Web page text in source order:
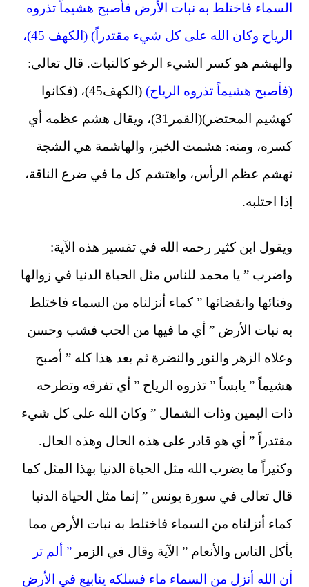
السماء فاختلط به نبات الأرض فأصبح هشيماً تذروه
الرياح وكان الله على كل شيء مقتدراً) (الكهف 45)،
والهشم هو كسر الشيء الرخو كالنبات. قال تعالى:
(فأصبح هشيماً تذروه الرياح)
(الكهف45)، (فكانوا
كهشيم المحتضر)(القمر31)، ويقال هشم عظمه أي
كسره، ومنه: هشمت الخبز، والهاشمة هي الشجة
تهشم عظم الرأس، واهتشم كل ما في ضرع الناقة،
إذا احتلبه.
ويقول ابن كثير رحمه الله في تفسير هذه الآية:
واضرب ” يا محمد للناس مثل الحياة الدنيا في زوالها
وفنائها وانقضائها ” كماء أنزلناه من السماء فاختلط
به نبات الأرض ” أي ما فيها من الحب فشب وحسن
وعلاه الزهر والنور والنضرة ثم بعد هذا كله ” أصبح
هشيماً ” يابساً ” تذروه الرياح ” أي تفرقه وتطرحه
ذات اليمين وذات الشمال ” وكان الله على كل شيء
مقتدراً ” أي هو قادر على هذه الحال وهذه الحال.
وكثيراً ما يضرب الله مثل الحياة الدنيا بهذا المثل كما
قال تعالى في سورة يونس ” إنما مثل الحياة الدنيا
كماء أنزلناه من السماء فاختلط به نبات الأرض مما
يأكل الناس والأنعام ” الآية وقال في الزمر ” ألم تر
أن الله أنزل من السماء ماء فسلكه ينابيع في الأرض